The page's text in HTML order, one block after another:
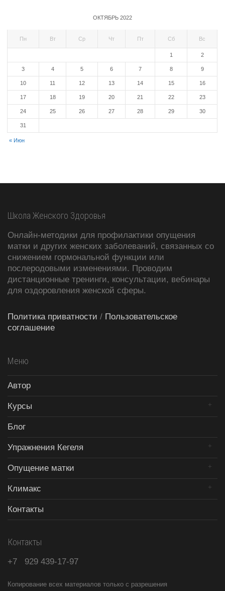
ОКТЯБРЬ 2022
Пн Вт Ср Чт Пт Сб Вс
« Июн
1 2
3 4 5 6 7 8 9
10 11 12 13 14 15 16
17 18 19 20 21 22 23
24 25 26 27 28 29 30
31
Школа Женского Здоровья
Онлайн-методики для профилактики опущения
матки и других женских заболеваний, связанных со
снижением гормональной функции или
послеродовыми изменениями. Проводим
дистанционные тренинги, консультации, вебинары
для оздоровления женской сферы.
Политика приватности / Пользовательское
соглашение
Меню
Автор
Курсы
Блог
Упражнения Кегеля
Опущение матки
Климакс
Контакты
Контакты
+7 929 439-17-97
Копирование всех материалов только с разрешения